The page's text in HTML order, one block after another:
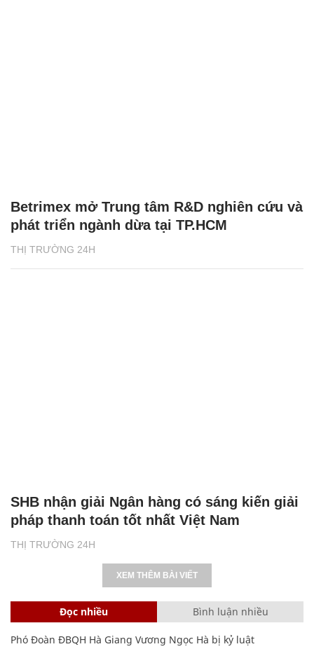
THỊ TRƯỜNG 24H
Betrimex mở Trung tâm R&D nghiên cứu và
phát triển ngành dừa tại TP.HCM
THỊ TRƯỜNG 24H
SHB nhận giải Ngân hàng có sáng kiến giải
pháp thanh toán tốt nhất Việt Nam
XEM THÊM BÀI VIẾT
Đọc nhiều Bình luận nhiều
Phó Đoàn ĐBQH Hà Giang Vương Ngọc Hà bị kỷ luật